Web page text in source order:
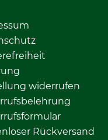
widerrufen
Rückversand